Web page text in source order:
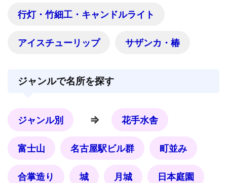
行灯・竹細工・キャンドルライト
アイスチューリップ サザンカ・椿
ジャンルで名所を探す
ジャンル別 ⇒ 花手水舎
富士山 名古屋駅ビル群 町並み
合掌造り 城 月城 日本庭園